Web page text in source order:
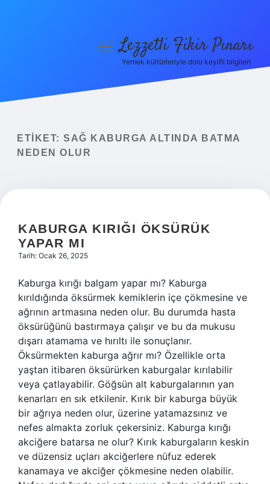
Yasal Uyarı
menüyüLezzetli Fikir Pınarı
Yemek kültürleriyle dolu keyifli bilgiler!
ETIKET: SAĞ KABURGA ALTINDA BATMA
NEDEN OLUR
KABURGA KIRIĞI ÖKSÜRÜK
YAPAR MI
Tarih: Ocak 26, 2025
Kaburga kırığı balgam yapar mı? Kaburga
kırıldığında öksürmek kemiklerin içe çökmesine ve
ağrının artmasına neden olur. Bu durumda hasta
öksürüğünü bastırmaya çalışır ve bu da mukusu
dışarı atamama ve hırıltı ile sonuçlanır.
Öksürmekten kaburga ağrır mı? Özellikle orta
yaştan itibaren öksürürken kaburgalar kırılabilir
veya çatlayabilir. Göğsün alt kaburgalarının yan
kenarları en sık etkilenir. Kırık bir kaburga büyük
bir ağrıya neden olur, üzerine yatamazsınız ve
nefes almakta zorluk çekersiniz. Kaburga kırığı
akciğere batarsa ne olur? Kırık kaburgaların keskin
ve düzensiz uçları akciğerlere nüfuz ederek
kanamaya ve akciğer çökmesine neden olabilir.